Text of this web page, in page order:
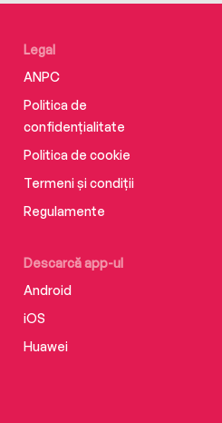
Descarcă app-ul
Android
iOS
Huawei
Legal
ANPC
Politica de
confidențialitate
Politica de cookie
Termeni și condiții
Regulamente